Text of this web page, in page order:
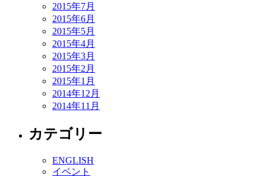
2015年7月
2015年6月
2015年5月
2015年4月
2015年3月
2015年2月
2015年1月
2014年12月
2014年11月
カテゴリー
ENGLISH
イベント